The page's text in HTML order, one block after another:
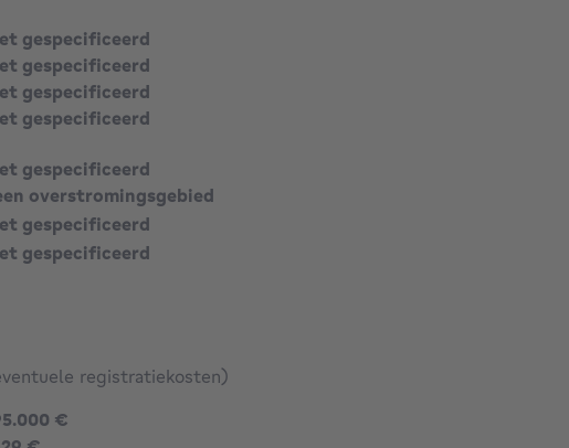
gespecificeerd
gespecificeerd
gespecificeerd
gespecificeerd
gespecificeerd
overstromingsgebied
gespecificeerd
gespecificeerd
registratiekosten)
€